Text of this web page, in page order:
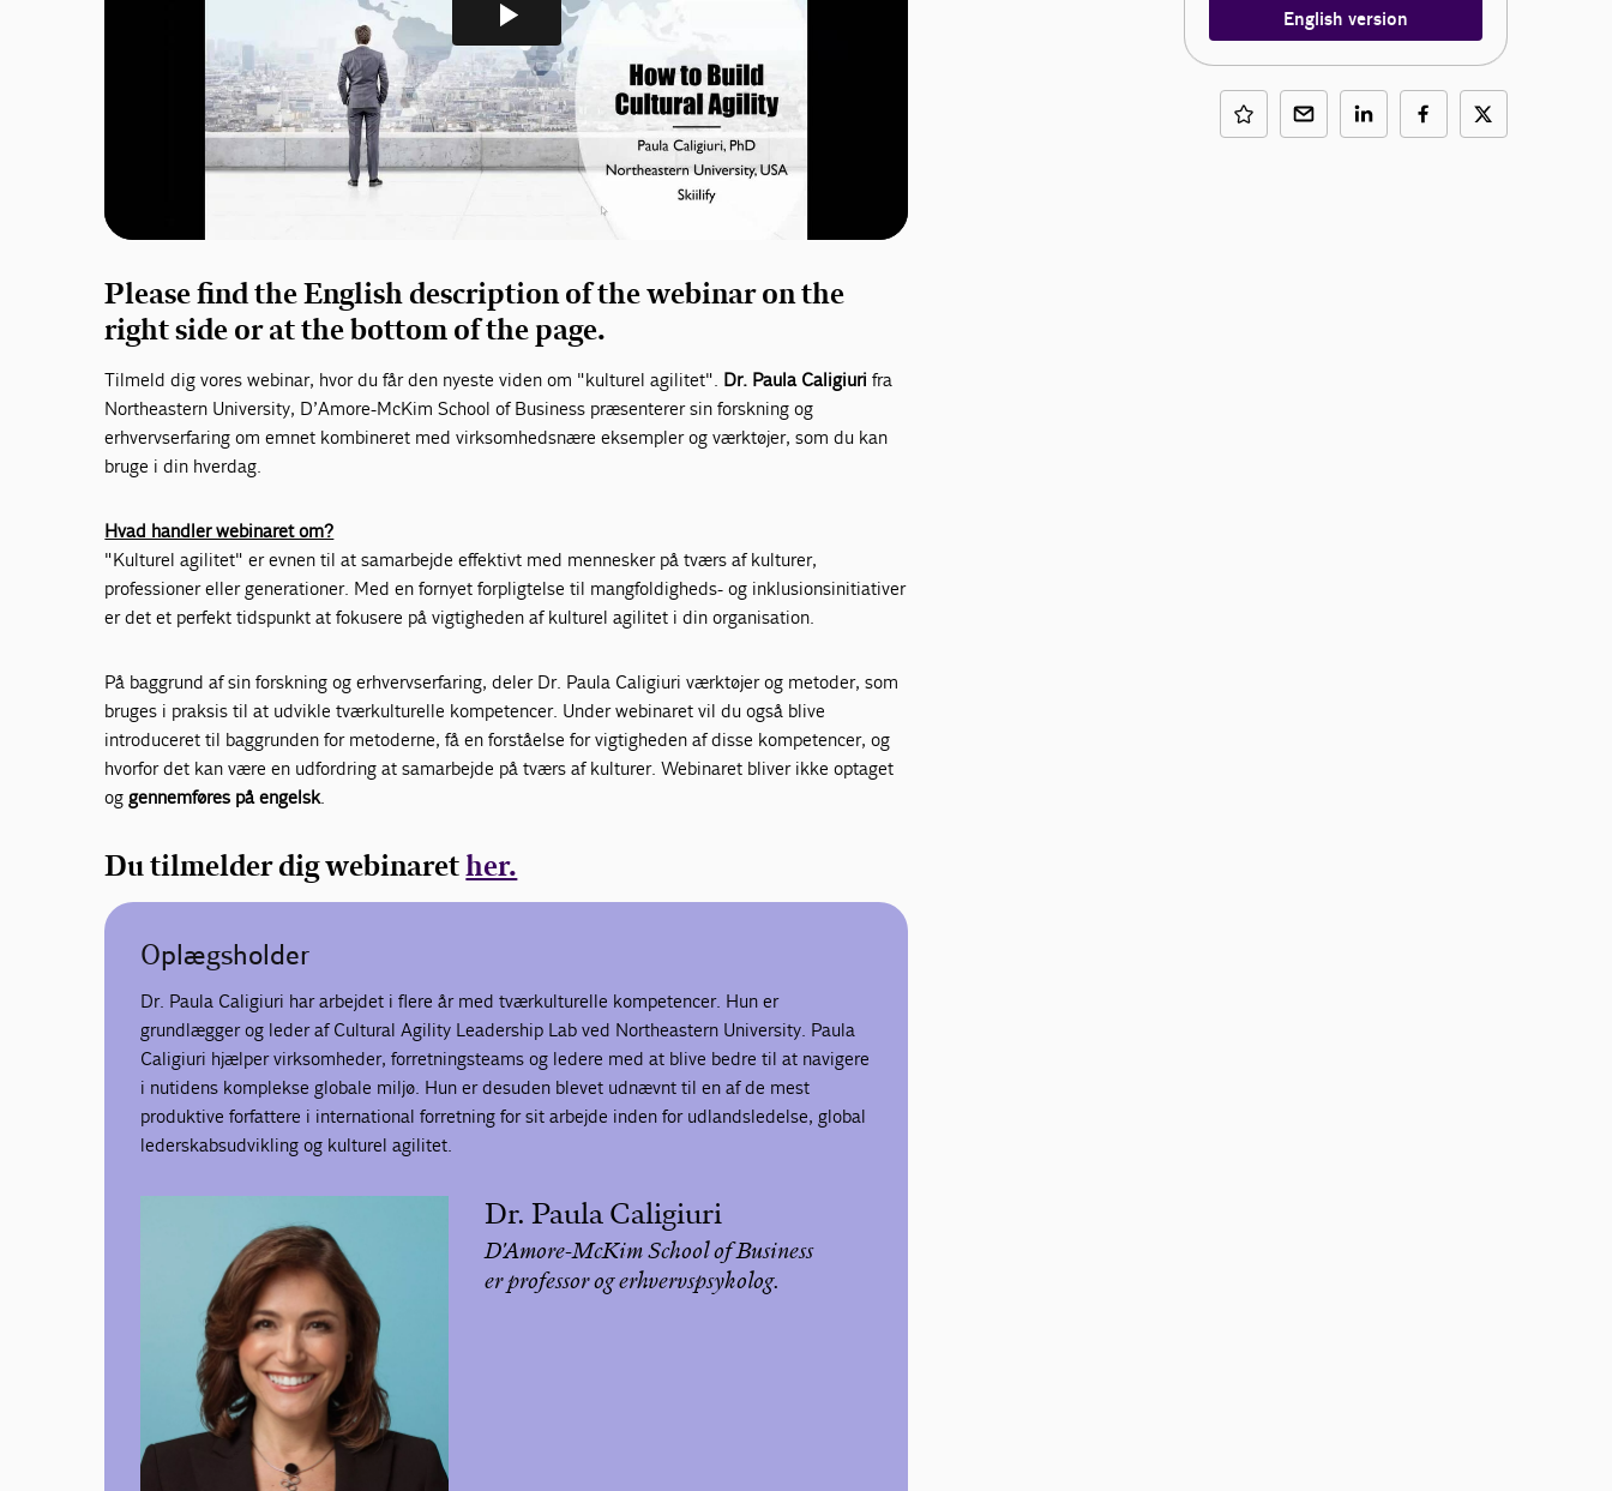
Please find the English description of the webinar on the
right side or at the bottom of the page.
Tilmeld dig vores webinar, hvor du får den nyeste viden om "kulturel agilitet". Dr. Paula Caligiuri fra
Northeastern University, D’Amore-McKim School of Business præsenterer sin forskning og
erhvervserfaring om emnet kombineret med virksomhedsnære eksempler og værktøjer, som du kan
bruge i din hverdag.
Hvad handler webinaret om?
"Kulturel agilitet" er evnen til at samarbejde effektivt med mennesker på tværs af kulturer,
professioner eller generationer. Med en fornyet forpligtelse til mangfoldigheds- og inklusionsinitiativer
er det et perfekt tidspunkt at fokusere på vigtigheden af kulturel agilitet i din organisation.
På baggrund af sin forskning og erhvervserfaring, deler Dr. Paula Caligiuri værktøjer og metoder, som
bruges i praksis til at udvikle tværkulturelle kompetencer. Under webinaret vil du også blive
introduceret til baggrunden for metoderne, få en forståelse for vigtigheden af disse kompetencer, og
hvorfor det kan være en udfordring at samarbejde på tværs af kulturer. Webinaret bliver ikke optaget
og gennemføres på engelsk.
Du tilmelder dig webinarether.
Oplægsholder
Dr. Paula Caligiuri har arbejdet i flere år med tværkulturelle kompetencer. Hun er
grundlægger og leder af Cultural Agility Leadership Lab ved Northeastern University. Paula
Caligiuri hjælper virksomheder, forretningsteams og ledere med at blive bedre til at navigere
i nutidens komplekse globale miljø. Hun er desuden blevet udnævnt til en af ​​de mest
produktive forfattere i international forretning for sit arbejde inden for udlandsledelse, global
lederskabsudvikling og kulturel agilitet.
Dr. Paula Caligiuri
D'Amore-McKim School of Business
er professor og erhvervspsykolog.
English version